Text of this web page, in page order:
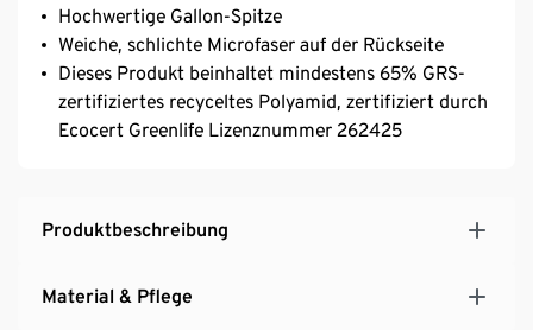
Hochwertige Gallon-Spitze
Weiche, schlichte Microfaser auf der Rückseite
Dieses Produkt beinhaltet mindestens 65% GRS-
zertifiziertes recyceltes Polyamid, zertifiziert durch
Ecocert Greenlife Lizenznummer 262425
Produktbeschreibung
Material & Pflege